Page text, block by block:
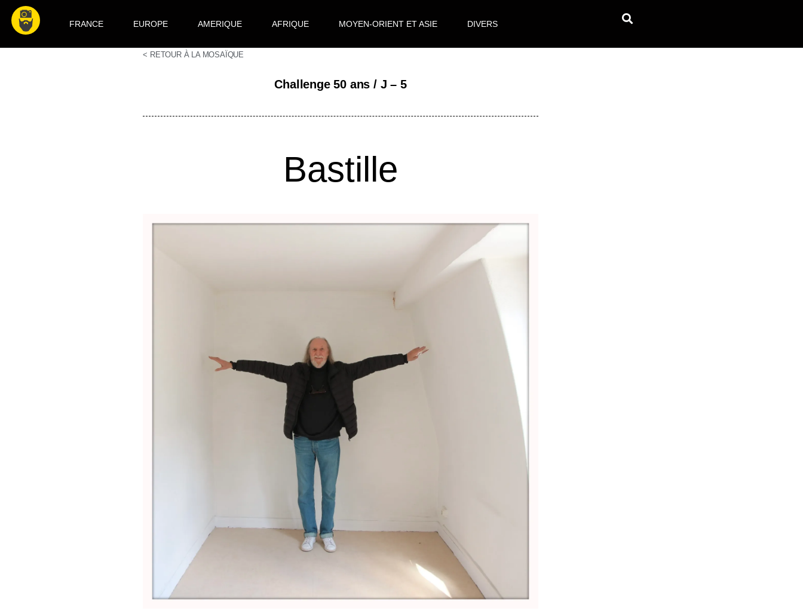
FRANCE EUROPE AMERIQUE AFRIQUE MOYEN-ORIENT ET ASIE DIVERS
< RETOUR À LA MOSAÏQUE
Challenge 50 ans / J – 5
Bastille